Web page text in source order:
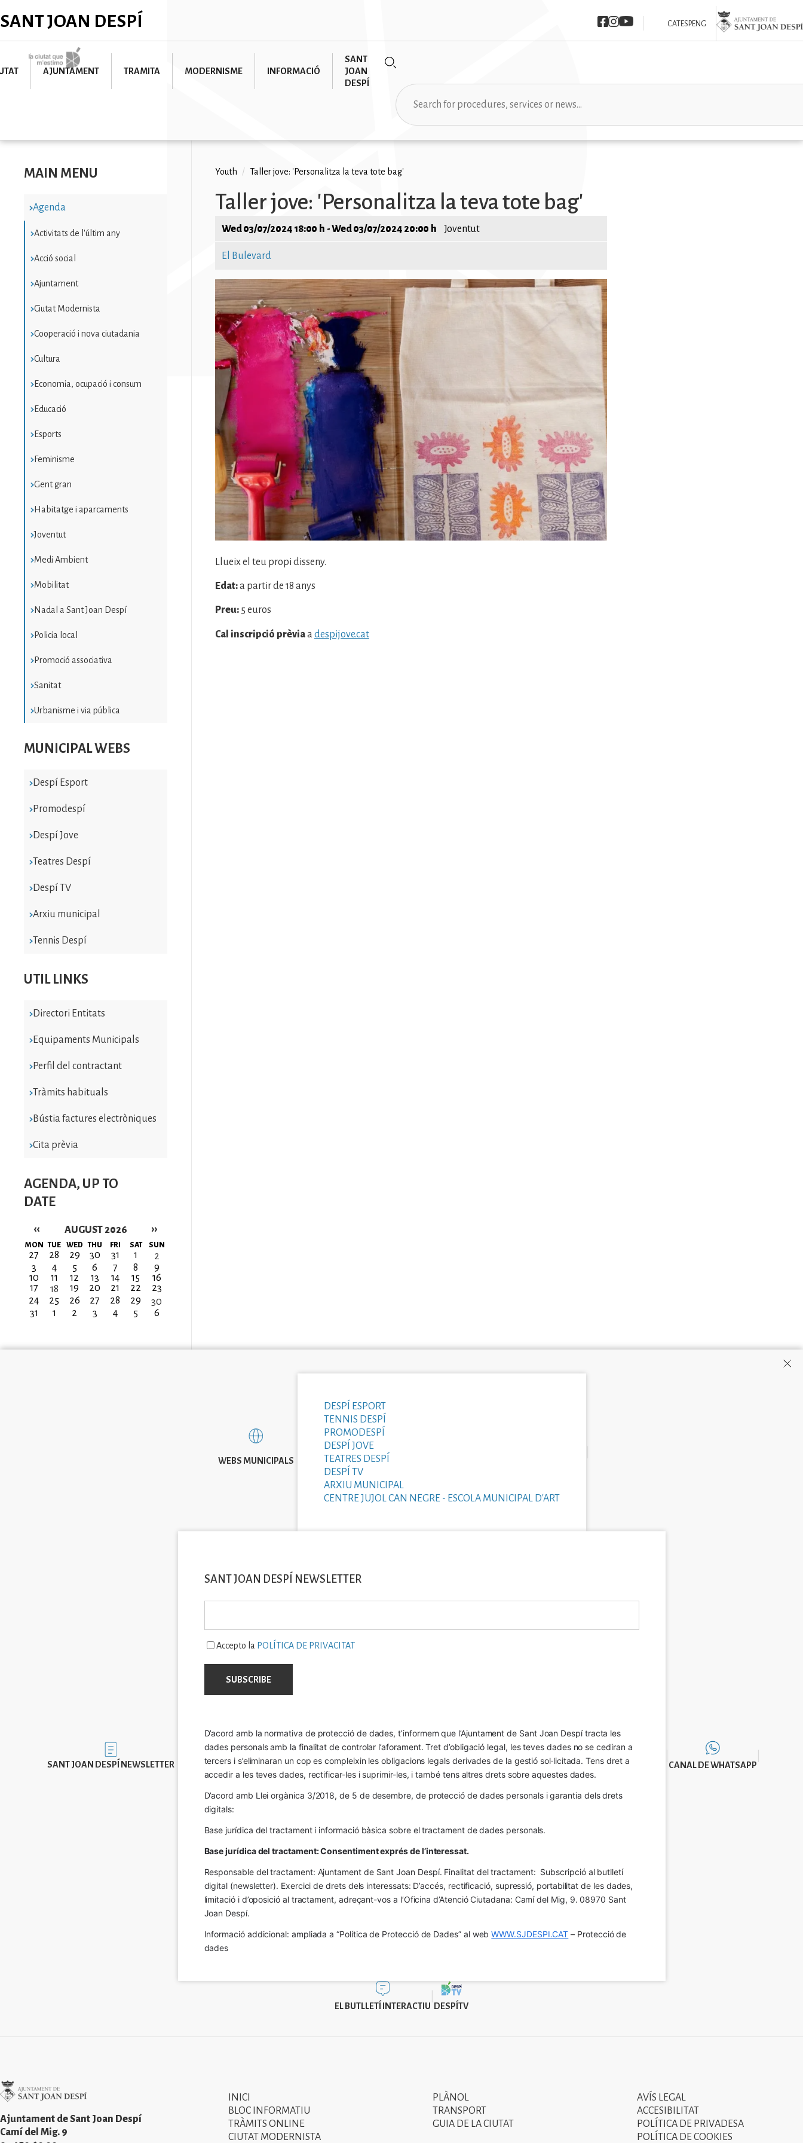
to
SANT JOAN DESPÍ Imatge
Imatge
Imatge CAT ESPENG
Imatge
Imatge
AJUNTAMENT TRAMITA MODERNISME INFORMACIÓ
SANT
JOAN
DESPÍ
Search
MAIN MENU
Agenda
Activitats de l'últim any
Acció social
Ajuntament
Ciutat Modernista
Cooperació i nova ciutadania
Cultura
Economia, ocupació i consum
Educació
Esports
Feminisme
Gent gran
Habitatge i aparcaments
Joventut
Medi Ambient
Mobilitat
Nadal a Sant Joan Despí
Policia local
Promoció associativa
Sanitat
Urbanisme i via pública
MUNICIPAL WEBS
Despí Esport
Promodespí
Despí Jove
Teatres Despí
Despí TV
Arxiu municipal
Tennis Despí
UTIL LINKS
Directori Entitats
Equipaments Municipals
Perfil del contractant
Tràmits habituals
Bústia factures electròniques
Cita prèvia
AGENDA, UP TO
DATE
AUGUST 2026
Pagination
‹‹ ››
MON TUE WED THU FRI SAT SUN
27 28 29 30 31 1
2
3
4 5 6 7 8
9
10
11 12 13 14 15
16
17
18 19 20 21 22
23
24
25 26 27 28 29
30
31
1 2 3 4 5 6
Breadcrumb
Youth / Taller jove: 'Personalitza la teva tote bag'
Taller jove: 'Personalitza la teva tote bag'
Wed 03/07/2024 18:00 h -Wed 03/07/2024 20:00 h Joventut
El Bulevard
Llueix el teu propi disseny.
Edat:a partir de 18 anys
Preu: 5 euros
Cal inscripció prèviaadespijove.cat
Imatge
WEBS MUNICIPALS
DESPÍ ESPORT
TENNIS DESPÍ
PROMODESPÍ
DESPÍ JOVE
TEATRES DESPÍ
DESPÍ TV
ARXIU MUNICIPAL
CENTRE JUJOL CAN NEGRE - ESCOLA MUNICIPAL D'ART
Imatge
SANT JOAN DESPÍ NEWSLETTER
SANT JOAN DESPÍ NEWSLETTER
Accepto la POLÍTICA DE PRIVACITAT
D’acord amb la normativa de protecció de dades, t’informem que l’Ajuntament de Sant Joan Despí tracta les
dades personals amb la finalitat de controlar l’aforament. Tret d’obligació legal, les teves dades no se cediran a
tercers i s’eliminaran un cop es compleixin les obligacions legals derivades de la gestió sol·licitada. Tens dret a
accedir a les teves dades, rectificar-les i suprimir-les, i també tens altres drets sobre aquestes dades.
D’acord amb Llei orgànica 3/2018, de 5 de desembre, de protecció de dades personals i garantia dels drets
digitals:
Base jurídica del tractament i informació bàsica sobre el tractament de dades personals.
Base jurídica del tractament: Consentiment exprés de l’interessat.
Responsable del tractament: Ajuntament de Sant Joan Despí. Finalitat del tractament:  Subscripció al butlletí
digital (newsletter). Exercici de drets dels interessats: D’accés, rectificació, supressió, portabilitat de les dades,
limitació i d’oposició al tractament, adreçant-vos a l’Oficina d’Atenció Ciutadana: Camí del Mig, 9. 08970 Sant
Joan Despí.
Informació addicional: ampliada a “Política de Protecció de Dades” al web WWW.SJDESPI.CAT – Protecció de
dades
CANAL DE WHATSAPP
EL BUTLLETÍ INTERACTIU DESPÍTV
Imatge
Ajuntament de Sant Joan Despí
Camí del Mig. 9
Primer
menú
INICI
BLOC INFORMATIU
TRÀMITS ONLINE
CIUTAT MODERNISTA
Segon
menú
PLÀNOL
TRANSPORT
GUIA DE LA CIUTAT
Tercer
menú
AVÍS LEGAL
ACCESIBILITAT
POLÍTICA DE PRIVADESA
POLÍTICA DE COOKIES